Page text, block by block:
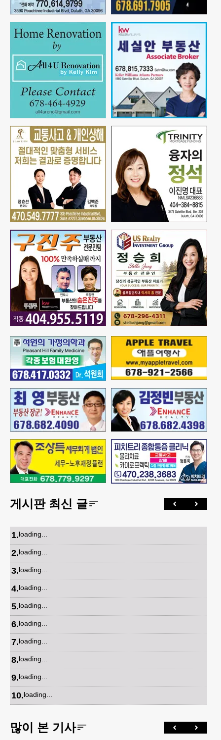
게시판 최신 글
1.loading...
2.loading...
3.loading...
4.loading...
5.loading...
6.loading...
7.loading...
8.loading...
9.loading...
10.loading...
많이 본 기사